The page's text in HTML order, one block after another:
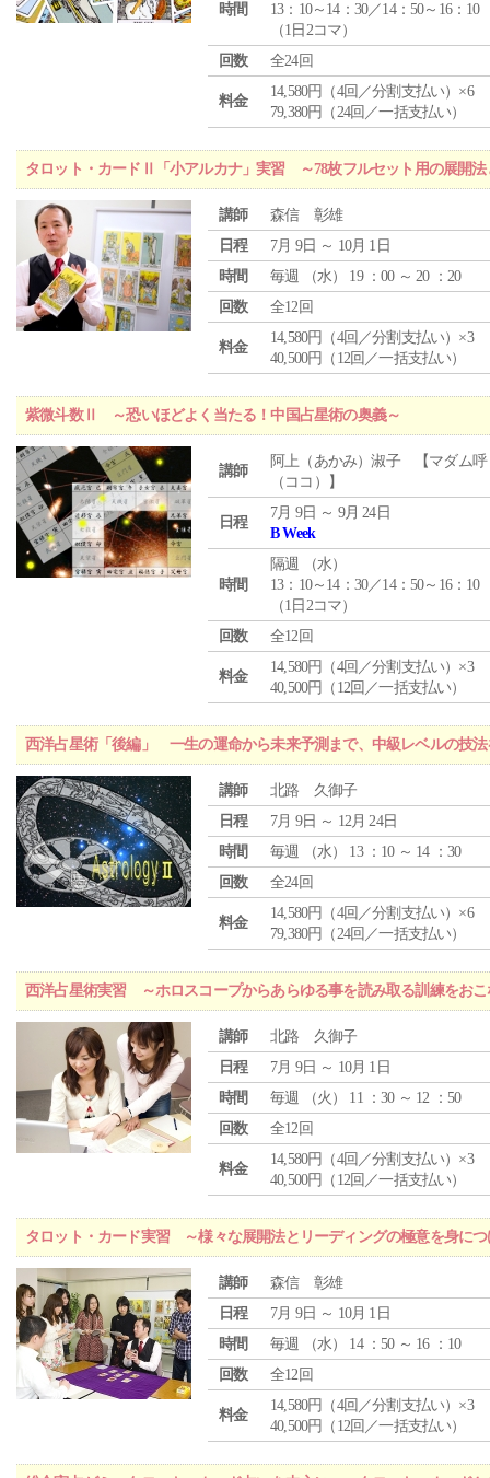
時間
13：10～14：30／14：50～16：10
（1日2コマ）
回数
全24回
料金
14,580円（4回／分割支払い）×6
79,380円（24回／一括支払い）
タロット・カードⅡ「小アルカナ」実習 ～78枚フルセット用の展開法
講師
森信 彰雄
日程
7月 9日 ～ 10月 1日
時間
毎週 （水） 19 ：00 ～ 20 ：20
回数
全12回
料金
14,580円（4回／分割支払い）×3
40,500円（12回／一括支払い）
紫微斗数Ⅱ ～恐いほどよく当たる！中国占星術の奥義～
講師
阿上（あかみ）淑子 【マダム呼
（ココ）】
日程
7月 9日 ～ 9月 24日
B Week
時間
隔週 （水）
13：10～14：30／14：50～16：10
（1日2コマ）
回数
全12回
料金
14,580円（4回／分割支払い）×3
40,500円（12回／一括支払い）
西洋占星術「後編」 一生の運命から未来予測まで、中級レベルの技法
講師
北路 久御子
日程
7月 9日 ～ 12月 24日
時間
毎週 （水） 13 ：10 ～ 14 ：30
回数
全24回
料金
14,580円（4回／分割支払い）×6
79,380円（24回／一括支払い）
西洋占星術実習 ～ホロスコープからあらゆる事を読み取る訓練をおこ
講師
北路 久御子
日程
7月 9日 ～ 10月 1日
時間
毎週 （火 ） 11 ：30 ～ 12 ：50
回数
全12回
料金
14,580円（4回／分割支払い）×3
40,500円（12回／一括支払い）
タロット・カード実習 ～様々な展開法とリーディングの極意を身につ
講師
森信 彰雄
日程
7月 9日 ～ 10月 1日
時間
毎週 （水） 14 ：50 ～ 16 ：10
回数
全12回
料金
14,580円（4回／分割支払い）×3
40,500円（12回／一括支払い）